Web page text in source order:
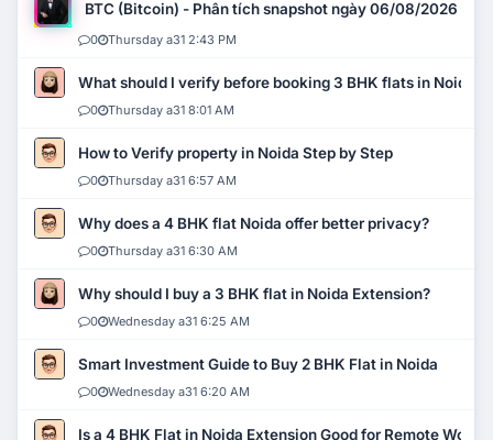
BTC (Bitcoin) - Phân tích snapshot ngày 06/08/2026
0 Thursday a31 2:43 PM
What should I verify before booking 3 BHK flats in Noida?
0 Thursday a31 8:01 AM
How to Verify property in Noida Step by Step
0 Thursday a31 6:57 AM
Why does a 4 BHK flat Noida offer better privacy?
0 Thursday a31 6:30 AM
Why should I buy a 3 BHK flat in Noida Extension?
0 Wednesday a31 6:25 AM
Smart Investment Guide to Buy 2 BHK Flat in Noida
0 Wednesday a31 6:20 AM
Is a 4 BHK Flat in Noida Extension Good for Remote Work?